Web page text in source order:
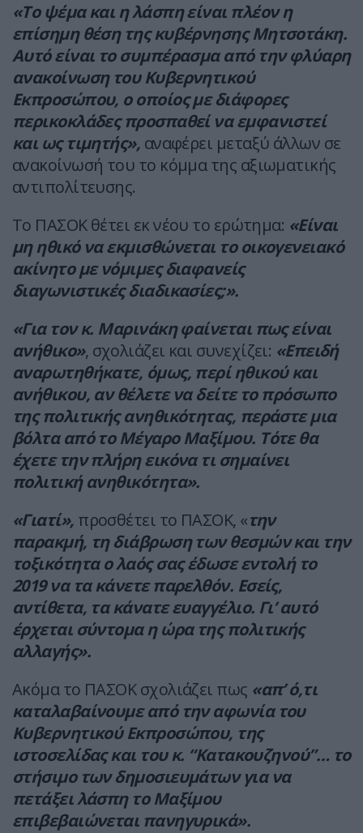
«Το ψέμα και η λάσπη είναι πλέον η
επίσημη θέση της κυβέρνησης Μητσοτάκη.
Αυτό είναι το συμπέρασμα από την φλύαρη
ανακοίνωση του Κυβερνητικού
Εκπροσώπου, ο οποίος με διάφορες
περικοκλάδες προσπαθεί να εμφανιστεί
και ως τιμητής», αναφέρει μεταξύ άλλων σε
ανακοίνωσή του το κόμμα της αξιωματικής
αντιπολίτευσης.
Το ΠΑΣΟΚ θέτει εκ νέου το ερώτημα: «Είναι
μη ηθικό να εκμισθώνεται το οικογενειακό
ακίνητο με νόμιμες διαφανείς
διαγωνιστικές διαδικασίες;».
«Για τον κ. Μαρινάκη φαίνεται πως είναι
ανήθικο», σχολιάζει και συνεχίζει: «Επειδή
αναρωτηθήκατε, όμως, περί ηθικού και
ανήθικου, αν θέλετε να δείτε το πρόσωπο
της πολιτικής ανηθικότητας, περάστε μια
βόλτα από το Μέγαρο Μαξίμου. Τότε θα
έχετε την πλήρη εικόνα τι σημαίνει
πολιτική ανηθικότητα».
«Γιατί», προσθέτει το ΠΑΣΟΚ, «την
παρακμή, τη διάβρωση των θεσμών και την
τοξικότητα ο λαός σας έδωσε εντολή το
2019 να τα κάνετε παρελθόν. Εσείς,
αντίθετα, τα κάνατε ευαγγέλιο. Γι’ αυτό
έρχεται σύντομα η ώρα της πολιτικής
αλλαγής».
Ακόμα το ΠΑΣΟΚ σχολιάζει πως «απ’ ό,τι
καταλαβαίνουμε από την αφωνία του
Κυβερνητικού Εκπροσώπου, της
ιστοσελίδας και του κ. “Κατακουζηνού”… το
στήσιμο των δημοσιευμάτων για να
πετάξει λάσπη το Μαξίμου
επιβεβαιώνεται πανηγυρικά».